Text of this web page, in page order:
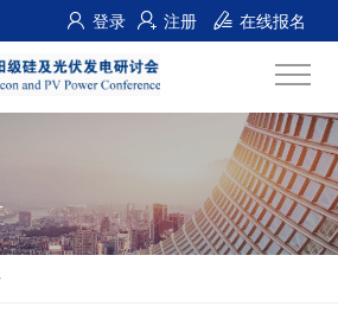
登录 注册 在线报名